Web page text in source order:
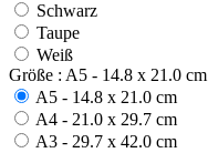
Schwarz
Taupe
Weiß
Größe : A5 - 14.8 x 21.0 cm
A5 - 14.8 x 21.0 cm
A4 - 21.0 x 29.7 cm
A3 - 29.7 x 42.0 cm